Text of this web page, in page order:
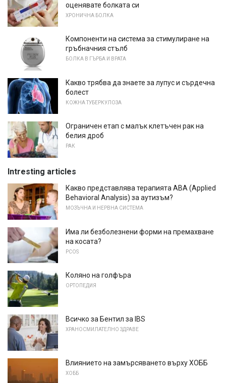
оценявате болката си
ХРОНИЧНА БОЛКА
Компоненти на система за стимулиране на
гръбначния стълб
БОЛКА В ГЪРБА И ВРАТА
Какво трябва да знаете за лупус и сърдечна
болест
КОЖНА ТУБЕРКУЛОЗА
Ограничен етап с малък клетъчен рак на
белия дроб
РАК
Intresting articles
Какво представлява терапията ABA (Applied
Behavioral Analysis) за аутизъм?
МОЗЪЧНА И НЕРВНА СИСТЕМА
Има ли безболезнени форми на премахване
на косата?
PCOS
Коляно на голфъра
ОРТОПЕДИЯ
Всичко за Бентил за IBS
ХРАНОСМИЛАТЕЛНО ЗДРАВЕ
Влиянието на замърсяването върху ХОББ
ХОББ